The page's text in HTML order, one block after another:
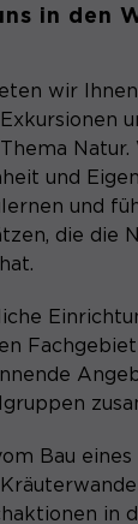
in den
wir
Natur.
und
und
die die
Bau eines
in